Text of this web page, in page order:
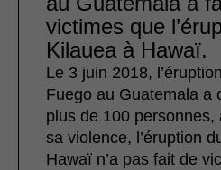
victimes que
Kilauea à Hawaï.
Le 3 juin 2018,
Fuego au Guatemala a
plus de 100 personnes,
sa violence, l’éruption
Hawaï n’a pas fait de